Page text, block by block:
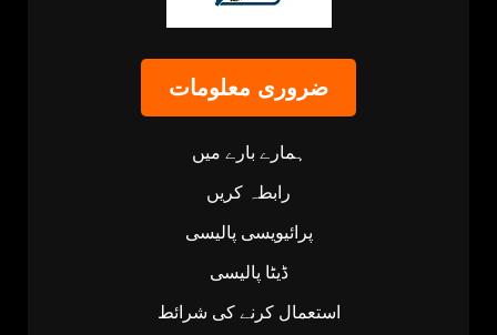
ضروری معلومات
ہمارے بارے میں
رابطہ کریں
پرائیویسی پالیسی
ڈیٹا پالیسی
استعمال کرنے کی شرائط